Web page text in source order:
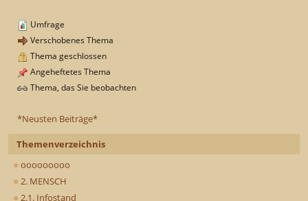
*Neusten Beiträge*
Themenverzeichnis
ooooooooo
2. MENSCH
2.1. Infostand
Umfrage
Verschobenes Thema
Thema geschlossen
Angeheftetes Thema
Thema, das Sie beobachten